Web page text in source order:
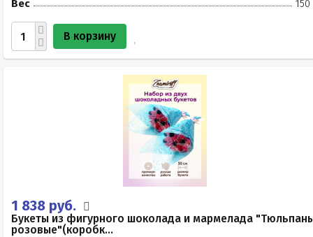
Вес
150
В корзину
1 838 руб.
Букеты из фигурного шоколада и мармелада
розовые"(коробк...